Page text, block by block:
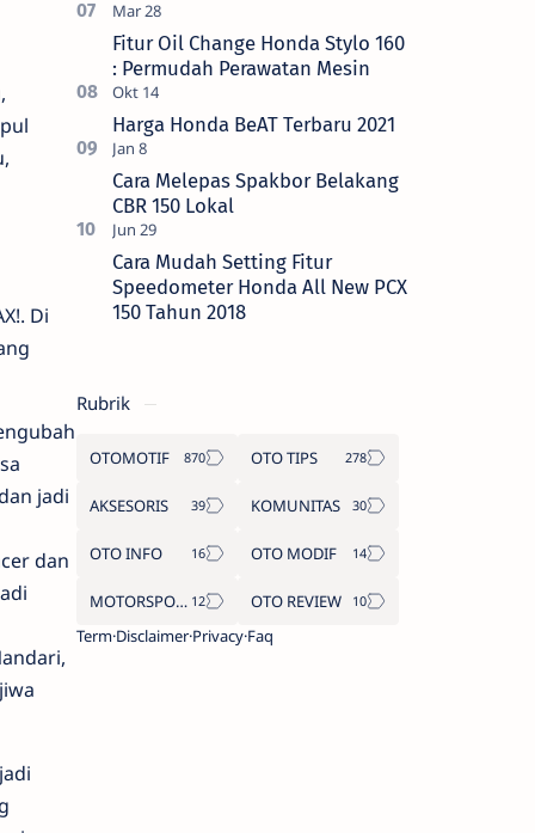
Di
jadi
dan
Fitur Oil Change Honda Stylo 160
: Permudah Perawatan Mesin
Harga Honda BeAT Terbaru 2021
Cara Melepas Spakbor Belakang
CBR 150 Lokal
Cara Mudah Setting Fitur
Speedometer Honda All New PCX
150 Tahun 2018
Rubrik
OTOMOTIF OTO TIPS
AKSESORIS KOMUNITAS
OTO INFO OTO MODIF
MOTORSPORT
OTO REVIEW
TermDisclaimerPrivacyFaq